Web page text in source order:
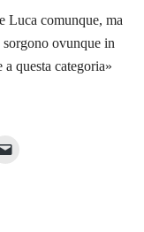
Luca comunque, ma
ovunque in
questa categoria»